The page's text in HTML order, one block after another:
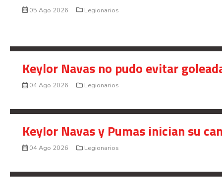
05 Ago 2026 Legionarios
Keylor Navas no pudo evitar
04 Ago 2026 Legionarios
Keylor Navas y Pumas inician su
04 Ago 2026 Legionarios